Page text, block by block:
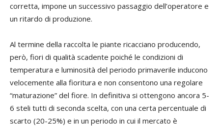
corretta, impone un successivo passaggio dell’operatore e
un ritardo di produzione.
Al termine della raccolta le piante ricacciano producendo,
però, fiori di qualità scadente poiché le condizioni di
temperatura e luminosità del periodo primaverile inducono
velocemente alla fioritura e non consentono una regolare
“maturazione” del fiore. In definitiva si ottengono ancora 5-
6 steli tutti di seconda scelta, con una certa percentuale di
scarto (20-25%) e in un periodo in cui il mercato è